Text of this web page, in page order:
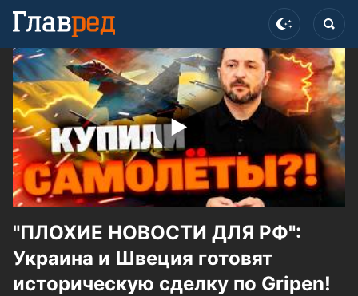
"ПЛОХИЕ НОВОСТИ ДЛЯ РФ":
Украина и Швеция готовят
историческую сделку по Gripen!